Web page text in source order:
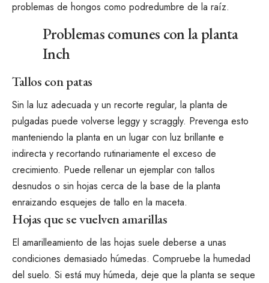
problemas de hongos como podredumbre de la raíz.
Problemas comunes con la planta
Inch
Tallos con patas
Sin la luz adecuada y un recorte regular, la planta de
pulgadas puede volverse leggy y scraggly. Prevenga esto
manteniendo la planta en un lugar con luz brillante e
indirecta y recortando rutinariamente el exceso de
crecimiento. Puede rellenar un ejemplar con tallos
desnudos o sin hojas cerca de la base de la planta
enraizando esquejes de tallo en la maceta.
Hojas que se vuelven amarillas
El amarilleamiento de las hojas suele deberse a unas
condiciones demasiado húmedas. Compruebe la humedad
del suelo. Si está muy húmeda, deje que la planta se seque